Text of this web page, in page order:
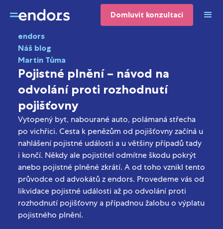
Domluvit konzultaci
endors
Náš blog
Martin Tůma
Pojistné plnění – návod na
odvolání proti rozhodnutí
pojišťovny
Vytopený byt, nabourané auto, polámaná střecha
po vichřici. Cesta k penězům od pojišťovny začíná u
nahlášení pojistné události a u většiny případů tady
i končí. Někdy ale pojistitel odmítne škodu pokrýt
anebo pojistné plněné zkrátí. A od toho vznikl tento
průvodce od advokátů z endors. Provedeme vás od
likvidace pojistné události až po odvolání proti
rozhodnutí pojišťovny a případnou žalobu o výplatu
pojistného plnění.